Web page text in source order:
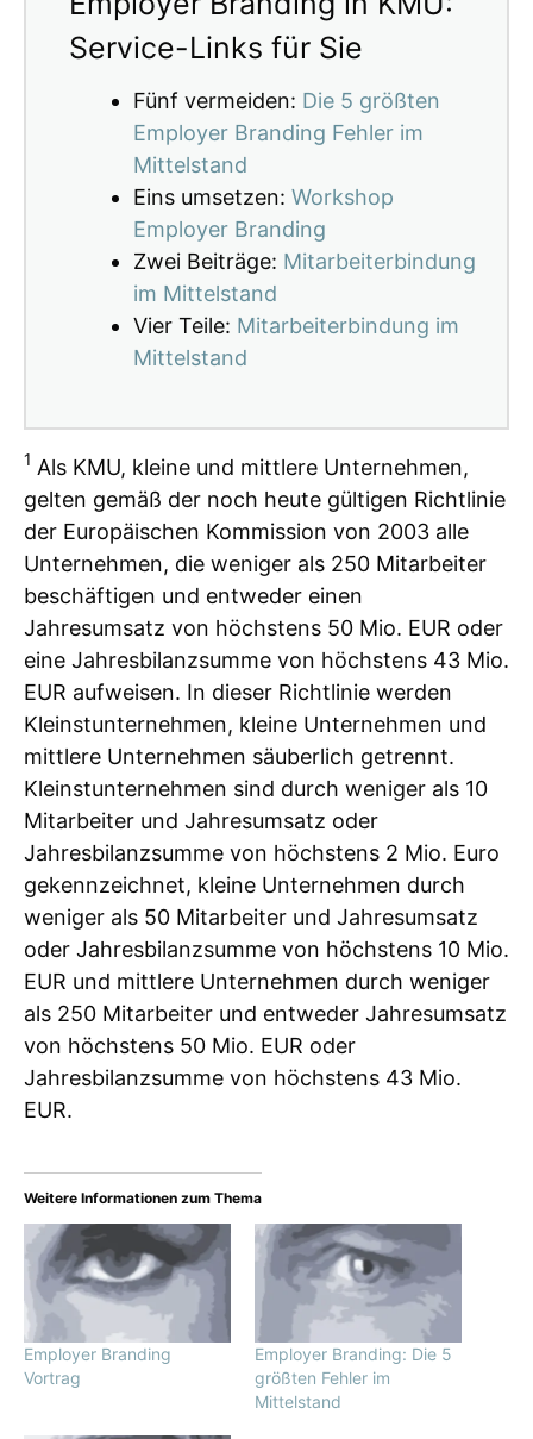
Service-Links für Sie
Fünf vermeiden: Die 5 größten
Employer Branding Fehler im
Mittelstand
Eins umsetzen: Workshop
Employer Branding
Zwei Beiträge: Mitarbeiterbindung
im Mittelstand
Vier Teile: Mitarbeiterbindung im
Mittelstand
1 Als KMU, kleine und mittlere Unternehmen,
gelten gemäß der noch heute gültigen Richtlinie
der Europäischen Kommission von 2003 alle
Unternehmen, die weniger als 250 Mitarbeiter
beschäftigen und entweder einen
Jahresumsatz von höchstens 50 Mio. EUR oder
eine Jahresbilanzsumme von höchstens 43 Mio.
EUR aufweisen. In dieser Richtlinie werden
Kleinstunternehmen, kleine Unternehmen und
mittlere Unternehmen säuberlich getrennt.
Kleinstunternehmen sind durch weniger als 10
Mitarbeiter und Jahresumsatz oder
Jahresbilanzsumme von höchstens 2 Mio. Euro
gekennzeichnet, kleine Unternehmen durch
weniger als 50 Mitarbeiter und Jahresumsatz
oder Jahresbilanzsumme von höchstens 10 Mio.
EUR und mittlere Unternehmen durch weniger
als 250 Mitarbeiter und entweder Jahresumsatz
von höchstens 50 Mio. EUR oder
Jahresbilanzsumme von höchstens 43 Mio.
EUR.
Weitere Informationen zum Thema
Employer Branding
Vortrag
Employer Branding: Die 5
größten Fehler im
Mittelstand